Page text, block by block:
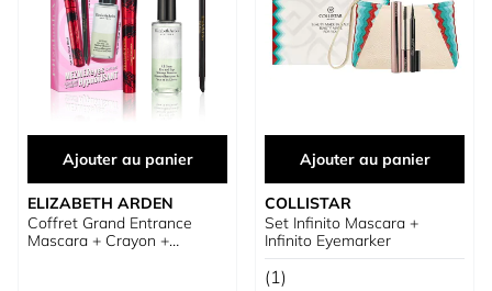
Ajouter au panier
ELIZABETH ARDEN
Coffret Grand Entrance
Mascara + Crayon +
Ajouter au panier
COLLISTAR
Set Infinito Mascara +
Infinito Eyemarker
(1)